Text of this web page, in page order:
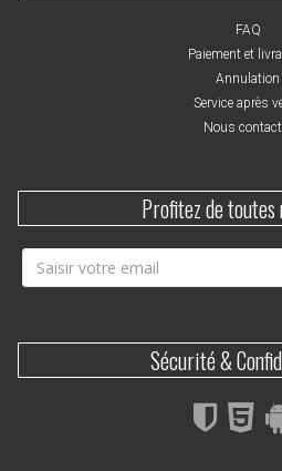
FAQ
Paiement et
Annulation
Service après
Nous
Profitez de toutes
Sécurité &